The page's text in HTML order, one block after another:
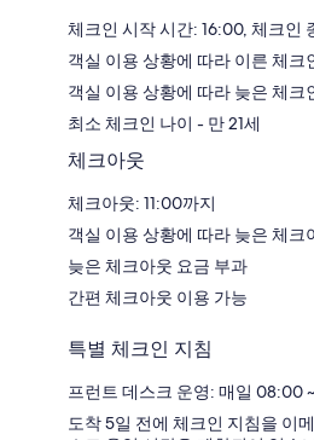
체크인 시작 시간: 16:00, 체크인
객실 이용 상황에 따라 이른 체크
객실 이용 상황에 따라 늦은 체크
최소 체크인 나이 - 만 21세
체크아웃
체크아웃: 11:00까지
객실 이용 상황에 따라 늦은 체크
늦은 체크아웃 요금 부과
간편 체크아웃 이용 가능
특별 체크인 지침
프런트 데스크 운영: 매일 08:00
도착 5일 전에 체크인 지침을 이